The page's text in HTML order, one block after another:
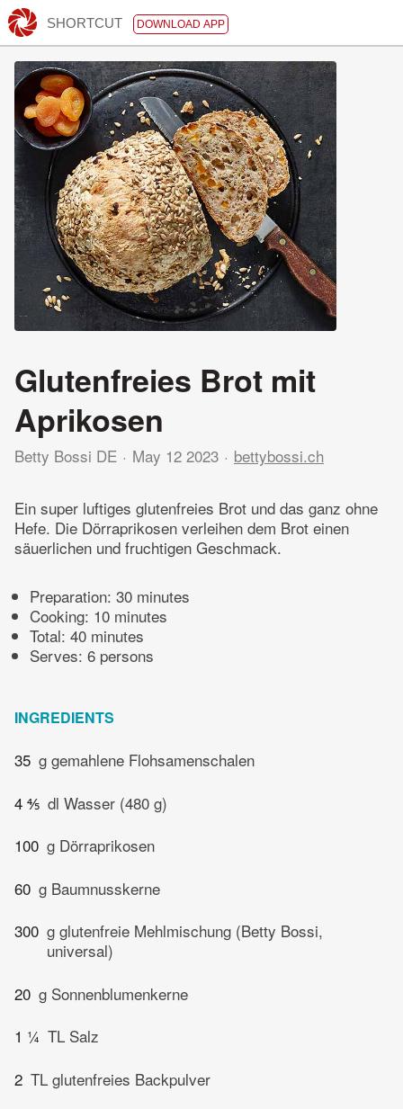
SHORTCUT DOWNLOAD APP
Glutenfreies Brot mit
Aprikosen
Betty Bossi DE May 12 2023 bettybossi.ch
Ein super luftiges glutenfreies Brot und das ganz ohne
Hefe. Die Dörraprikosen verleihen dem Brot einen
säuerlichen und fruchtigen Geschmack.
Preparation: 30 minutes
Cooking: 10 minutes
Total: 40 minutes
Serves: 6 persons
INGREDIENTS
35 g gemahlene Flohsamenschalen
4 ⅘ dl Wasser (480 g)
100 g Dörraprikosen
60 g Baumnusskerne
300 g glutenfreie Mehlmischung (Betty Bossi,
universal)
20 g Sonnenblumenkerne
1 ¼ TL Salz
2 TL glutenfreies Backpulver